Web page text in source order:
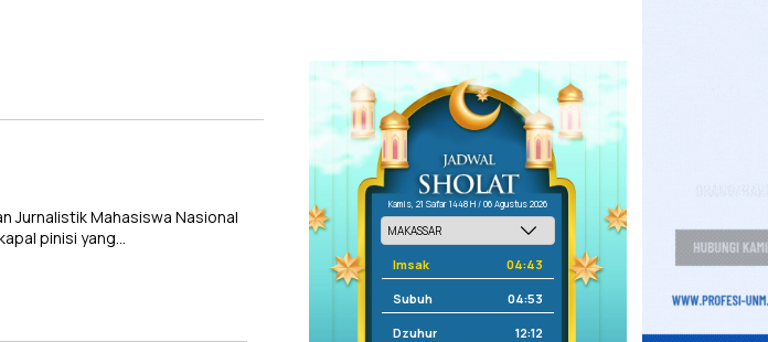
Jurnalistik Mahasiswa Nasional
pinisi yang…
Kamis, 21 Safar 1448 H / 06 Agustus 2026
Imsak 04:43
Subuh 04:53
Dzuhur 12:12